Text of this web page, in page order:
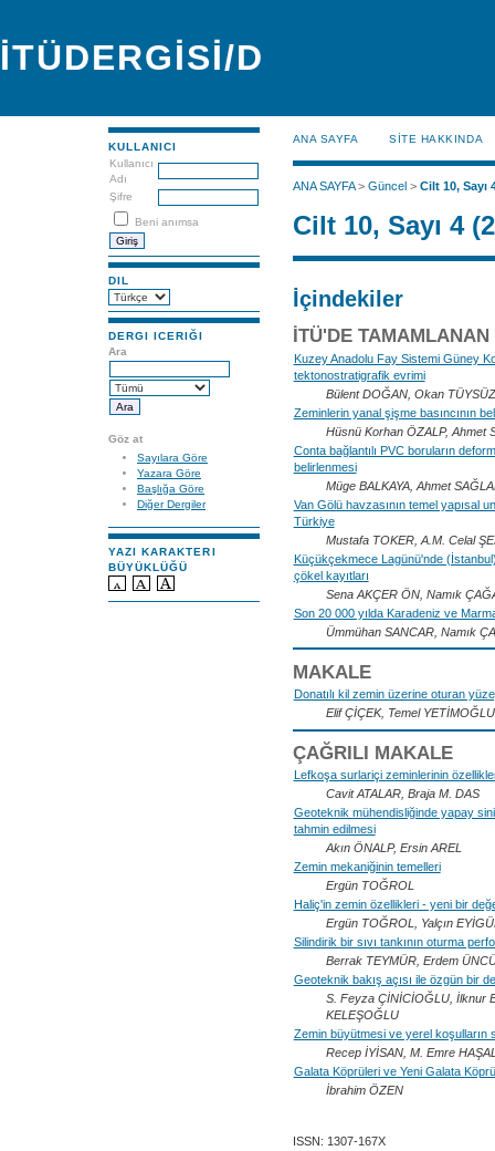
İTÜDERGİSİ/D
KULLANICI
Kullanıcı
Adı
Şifre
Beni anımsa
DIL
DERGI ICERIĞI
Ara
Göz at
Sayılara Göre
Yazara Göre
Başlığa Göre
Diğer Dergiler
YAZI KARAKTERI
BÜYÜKLÜĞÜ
ANA SAYFA SİTE HAKKINDA
ANA SAYFA> Güncel> Cilt 10, Sayı
Cilt 10, Sayı 4
İçindekiler
İTÜ'DE
Kuzey Anadolu Fay Sistemi Güney
tektonostratigrafik evrimi
Bülent DOĞAN, Okan TÜYSÜZ
Zeminlerin yanal şişme basıncının
Hüsnü Korhan ÖZALP, Ahmet
Conta bağlantılı PVC boruların
belirlenmesi
Müge BALKAYA, Ahmet
Van Gölü havzasının temel yapısal
Türkiye
Mustafa TOKER, A.M. Celal
Küçükçekmece Lagünü'nde
çökel kayıtları
Sena AKÇER ÖN, Namık
Son 20 000 yılda Karadeniz ve
Ümmühan SANCAR, Namık
MAKALE
Donatılı kil zemin üzerine oturan
Elif ÇİÇEK, Temel
ÇAĞRILI MAKALE
Lefkoşa surlariçi zeminlerinin
Cavit ATALAR, Braja M. DAS
Geoteknik mühendisliğinde yapay
tahmin edilmesi
Akın ÖNALP, Ersin AREL
Zemin mekaniğinin temelleri
Ergün TOĞROL
Haliç'in zemin özellikleri - yeni bir
Ergün TOĞROL, Yalçın
Silindirik bir sıvı tankının oturma
Berrak TEYMÜR, Erdem
Geoteknik bakış açısı ile özgün bir
S. Feyza ÇİNİCİOĞLU, İlknur
KELEŞOĞLU
Zemin büyütmesi ve yerel koşulların
Recep İYİSAN, M. Emre
Galata Köprüleri ve Yeni Galata
İbrahim ÖZEN
ISSN: 1307-167X